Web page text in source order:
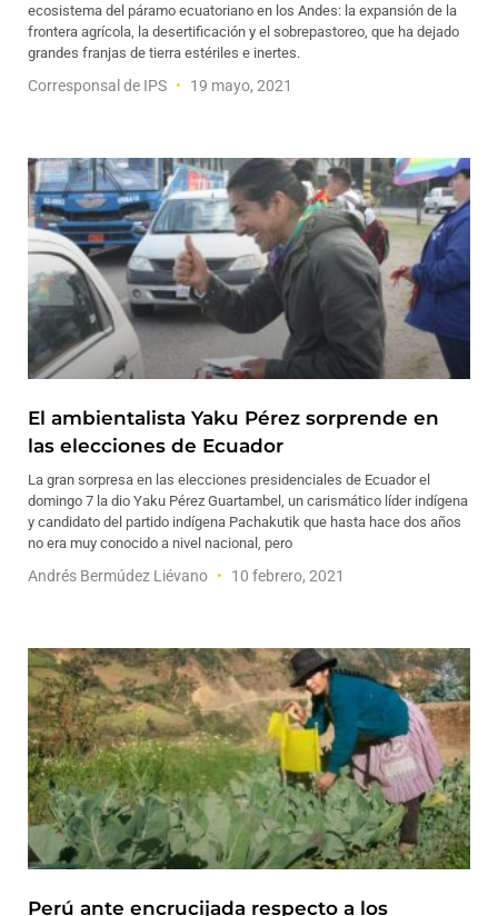
ecosistema del páramo ecuatoriano en los Andes: la expansión de la
frontera agrícola, la desertificación y el sobrepastoreo, que ha dejado
grandes franjas de tierra estériles e inertes.
Corresponsal de IPS 19 mayo, 2021
El ambientalista Yaku Pérez sorprende en
las elecciones de Ecuador
La gran sorpresa en las elecciones presidenciales de Ecuador el
domingo 7 la dio Yaku Pérez Guartambel, un carismático líder indígena
y candidato del partido indígena Pachakutik que hasta hace dos años
no era muy conocido a nivel nacional, pero
Andrés Bermúdez Liévano 10 febrero, 2021
Perú ante encrucijada respecto a los